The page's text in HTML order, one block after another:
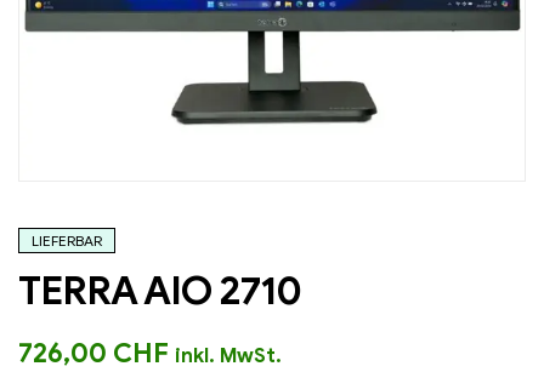
LIEFERBAR
TERRA AIO 2710
726,00 CHF inkl. MwSt.